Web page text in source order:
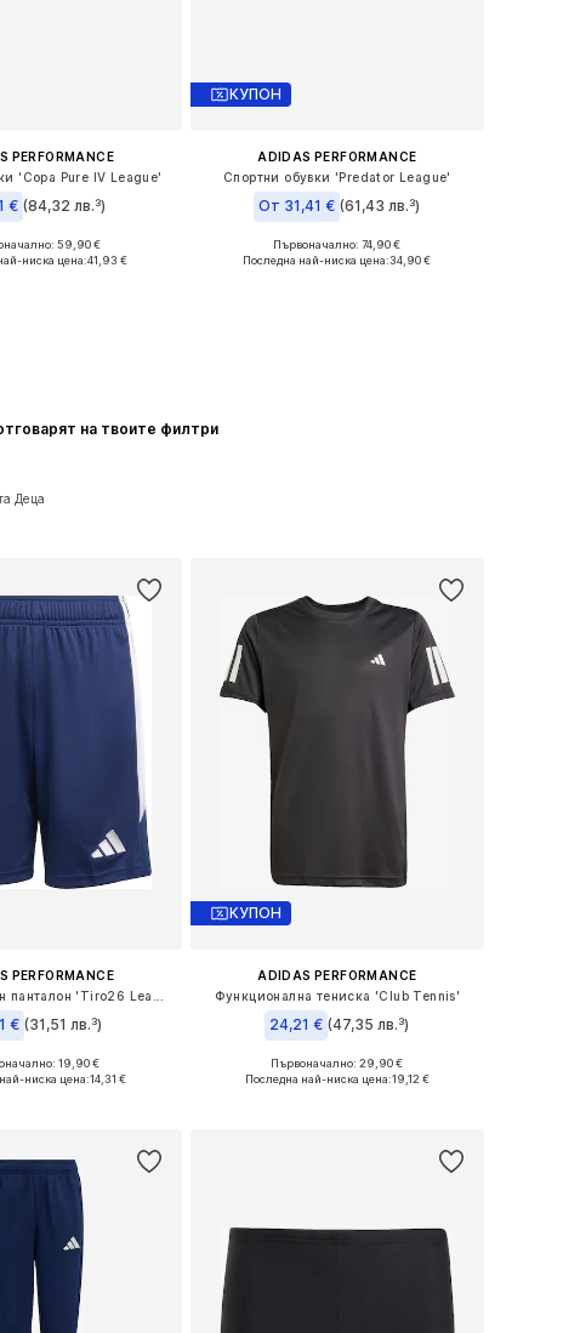
PERFORMANCE
'Copa Pure IV League'
€ (84,32 лв.³)
се в много размери
59,90 €
ниска цена:41,93 €
КУПОН
ADIDAS PERFORMANCE
Спортни обувки 'Predator League'
От 31,41 € (61,43 лв.³)
Налични размери: 28, 29, 33
Първоначално: 74,90 €
Последна най-ниска цена:34,90 €
на твоите филтри
Деца
PERFORMANCE
€ (31,51 лв.³)
19,90 €
ниска цена:14,31 €
КУПОН
ADIDAS PERFORMANCE
Функционална тениска 'Club Tennis'
24,21 € (47,35 лв.³)
Първоначално: 29,90 €
Последна най-ниска цена:19,12 €